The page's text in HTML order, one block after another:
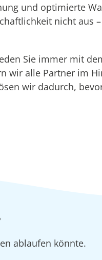
und optimierte
nicht aus
Sie immer mit
wir alle Partner im
wir dadurch,
ablaufen könnte.